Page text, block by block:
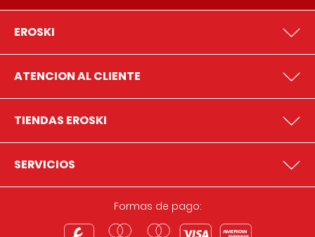
EROSKI
ATENCION AL CLIENTE
TIENDAS EROSKI
SERVICIOS
Formas de pago: